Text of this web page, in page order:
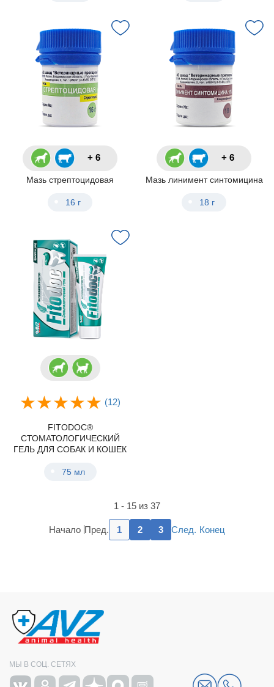
+ 6
Мазь стрептоцидовая
16 г
+ 6
Мазь линимент синтомицина
18 г
(12)
FITODOC®
СТОМАТОЛОГИЧЕСКИЙ
ГЕЛЬ ДЛЯ СОБАК И КОШЕК
75 мл
1 - 15 из 37
Начало Пред. 1 2 3 След. Конец
МЫ В СОЦ. СЕТЯХ